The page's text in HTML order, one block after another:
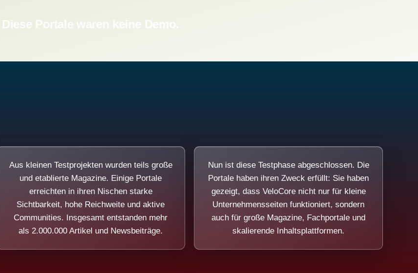
Diese Portale waren keine Demo.
Aus kleinen Testprojekten wurden teils große
und etablierte Magazine. Einige Portale
erreichten in ihren Nischen starke
Sichtbarkeit, hohe Reichweite und aktive
Communities. Insgesamt entstanden mehr
als 2.000.000 Artikel und Newsbeiträge.
Nun ist diese Testphase abgeschlossen. Die
Portale haben ihren Zweck erfüllt: Sie haben
gezeigt, dass VeloCore nicht nur für kleine
Unternehmensseiten funktioniert, sondern
auch für große Magazine, Fachportale und
skalierende Inhaltsplattformen.